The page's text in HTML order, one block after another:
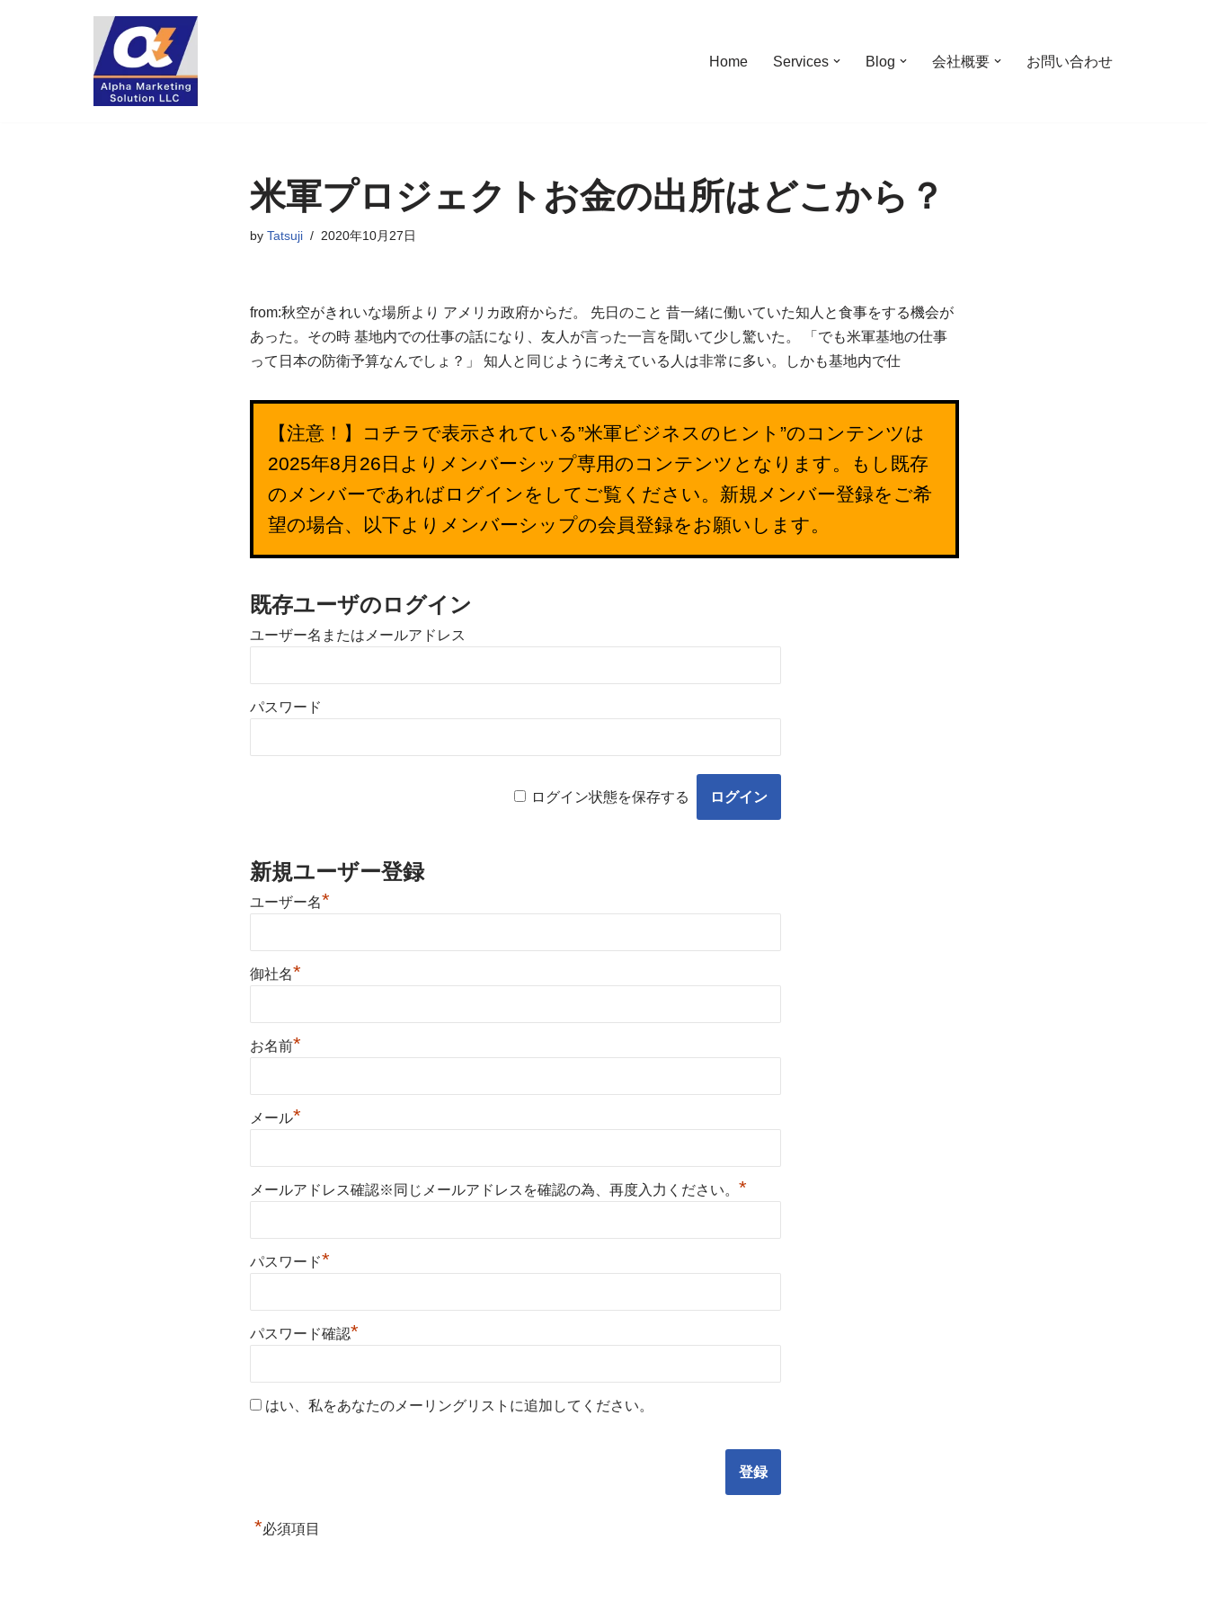
Home Services Blog 会社概要 お問い合わせ
米軍プロジェクトお金の出所はどこから？
by Tatsuji 2020年10月27日
from:秋空がきれいな場所より アメリカ政府からだ。 先日のこと 昔一緒に働いていた知人と食事をする機会が
あった。その時 基地内での仕事の話になり、友人が言った一言を聞いて少し驚いた。 「でも米軍基地の仕事
って日本の防衛予算なんでしょ？」 知人と同じように考えている人は非常に多い。しかも基地内で仕
【注意！】コチラで表示されている”米軍ビジネスのヒント”のコンテンツは
2025年8月26日よりメンバーシップ専用のコンテンツとなります。もし既存
のメンバーであればログインをしてご覧ください。新規メンバー登録をご希
望の場合、以下よりメンバーシップの会員登録をお願いします。
既存ユーザのログイン
ユーザー名またはメールアドレス
パスワード
ログイン状態を保存する
新規ユーザー登録
ユーザー名*
御社名*
お名前*
メール*
メールアドレス確認※同じメールアドレスを確認の為、再度入力ください。 *
パスワード*
パスワード確認*
はい、私をあなたのメーリングリストに追加してください。
*必須項目